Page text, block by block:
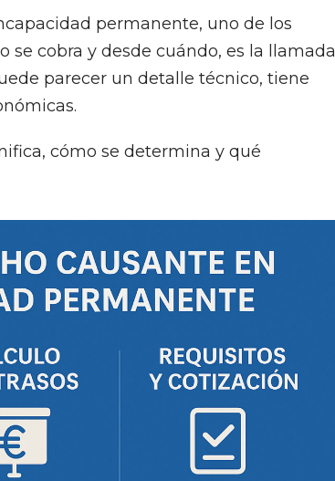
permanente, uno de los
cobra y desde cuándo, es la llamada
parecer un detalle técnico, tiene
cómo se determina y qué